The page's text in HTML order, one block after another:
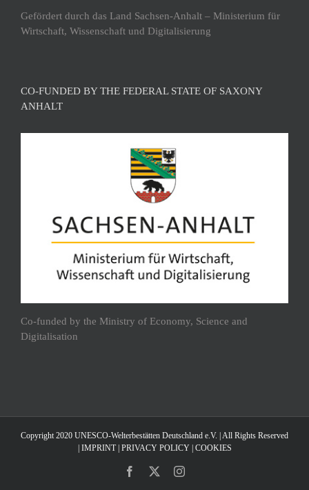
Gefördert durch das Land Sachsen-Anhalt – Ministerium für
Wirtschaft, Wissenschaft und Digitalisierung
CO-FUNDED BY THE FEDERAL STATE OF SAXONY
ANHALT
Co-funded by the Ministry of Economy, Science and
Digitalisation
Copyright 2020 UNESCO-Welterbestätten Deutschland e.V. | All Rights Reserved
| IMPRINT| PRIVACY POLICY| COOKIES
Facebook Instagram